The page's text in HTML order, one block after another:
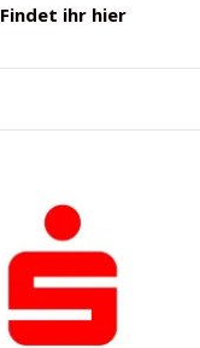
Findet ihr hier